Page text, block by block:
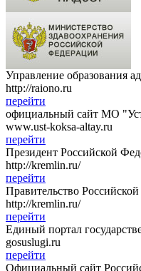
Управление образования
http://raiono.ru
перейти
официальный сайт МО
www.ust-koksa-altay.ru
перейти
Президент Российской
http://kremlin.ru/
перейти
Правительство
http://kremlin.ru/
перейти
Единый портал
gosuslugi.ru
перейти
Официальный сайт